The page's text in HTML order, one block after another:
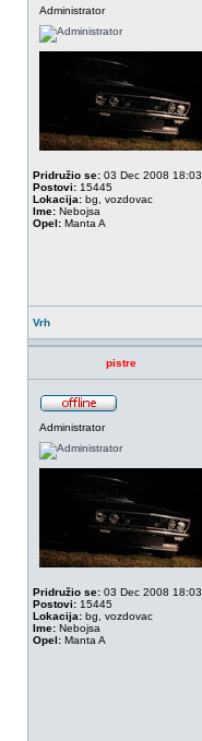
Administrator
Pridružio se: 03 Dec 2008 18:03
Postovi: 15445
Lokacija: bg, vozdovac
Ime: Nebojsa
Opel: Manta A
Vrh
pistre
Administrator
Pridružio se: 03 Dec 2008 18:03
Postovi: 15445
Lokacija: bg, vozdovac
Ime: Nebojsa
Opel: Manta A